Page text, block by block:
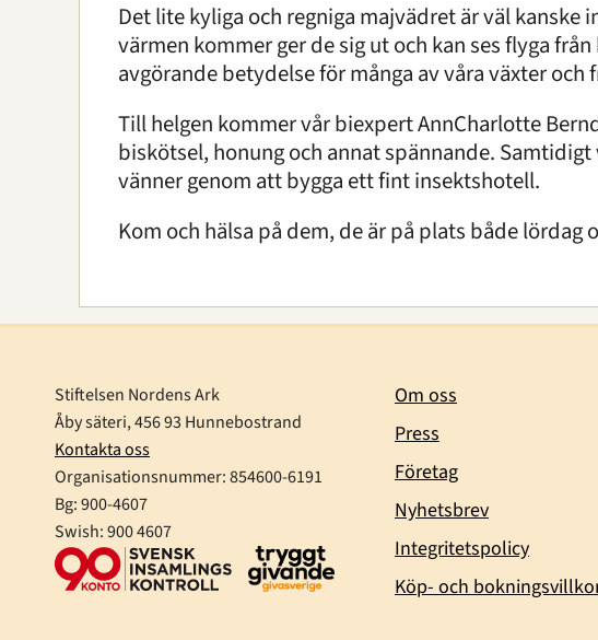
Det lite kyliga och regniga majvädret är väl
värmen kommer ger de sig ut och kan ses flyga
avgörande betydelse för många av våra växter och
Till helgen kommer vår biexpert AnnCharlotte
biskötsel, honung och annat spännande.
vänner genom att bygga ett fint insektshotell.
Kom och hälsa på dem, de är på plats både lördag
Stiftelsen Nordens Ark
Åby säteri, 456 93 Hunnebostrand
Kontakta oss
Organisationsnummer:854600-6191
Bg: 900-4607
Swish: 900 4607
Om oss
Press
Företag
Nyhetsbrev
Integritetspolicy
Köp- och